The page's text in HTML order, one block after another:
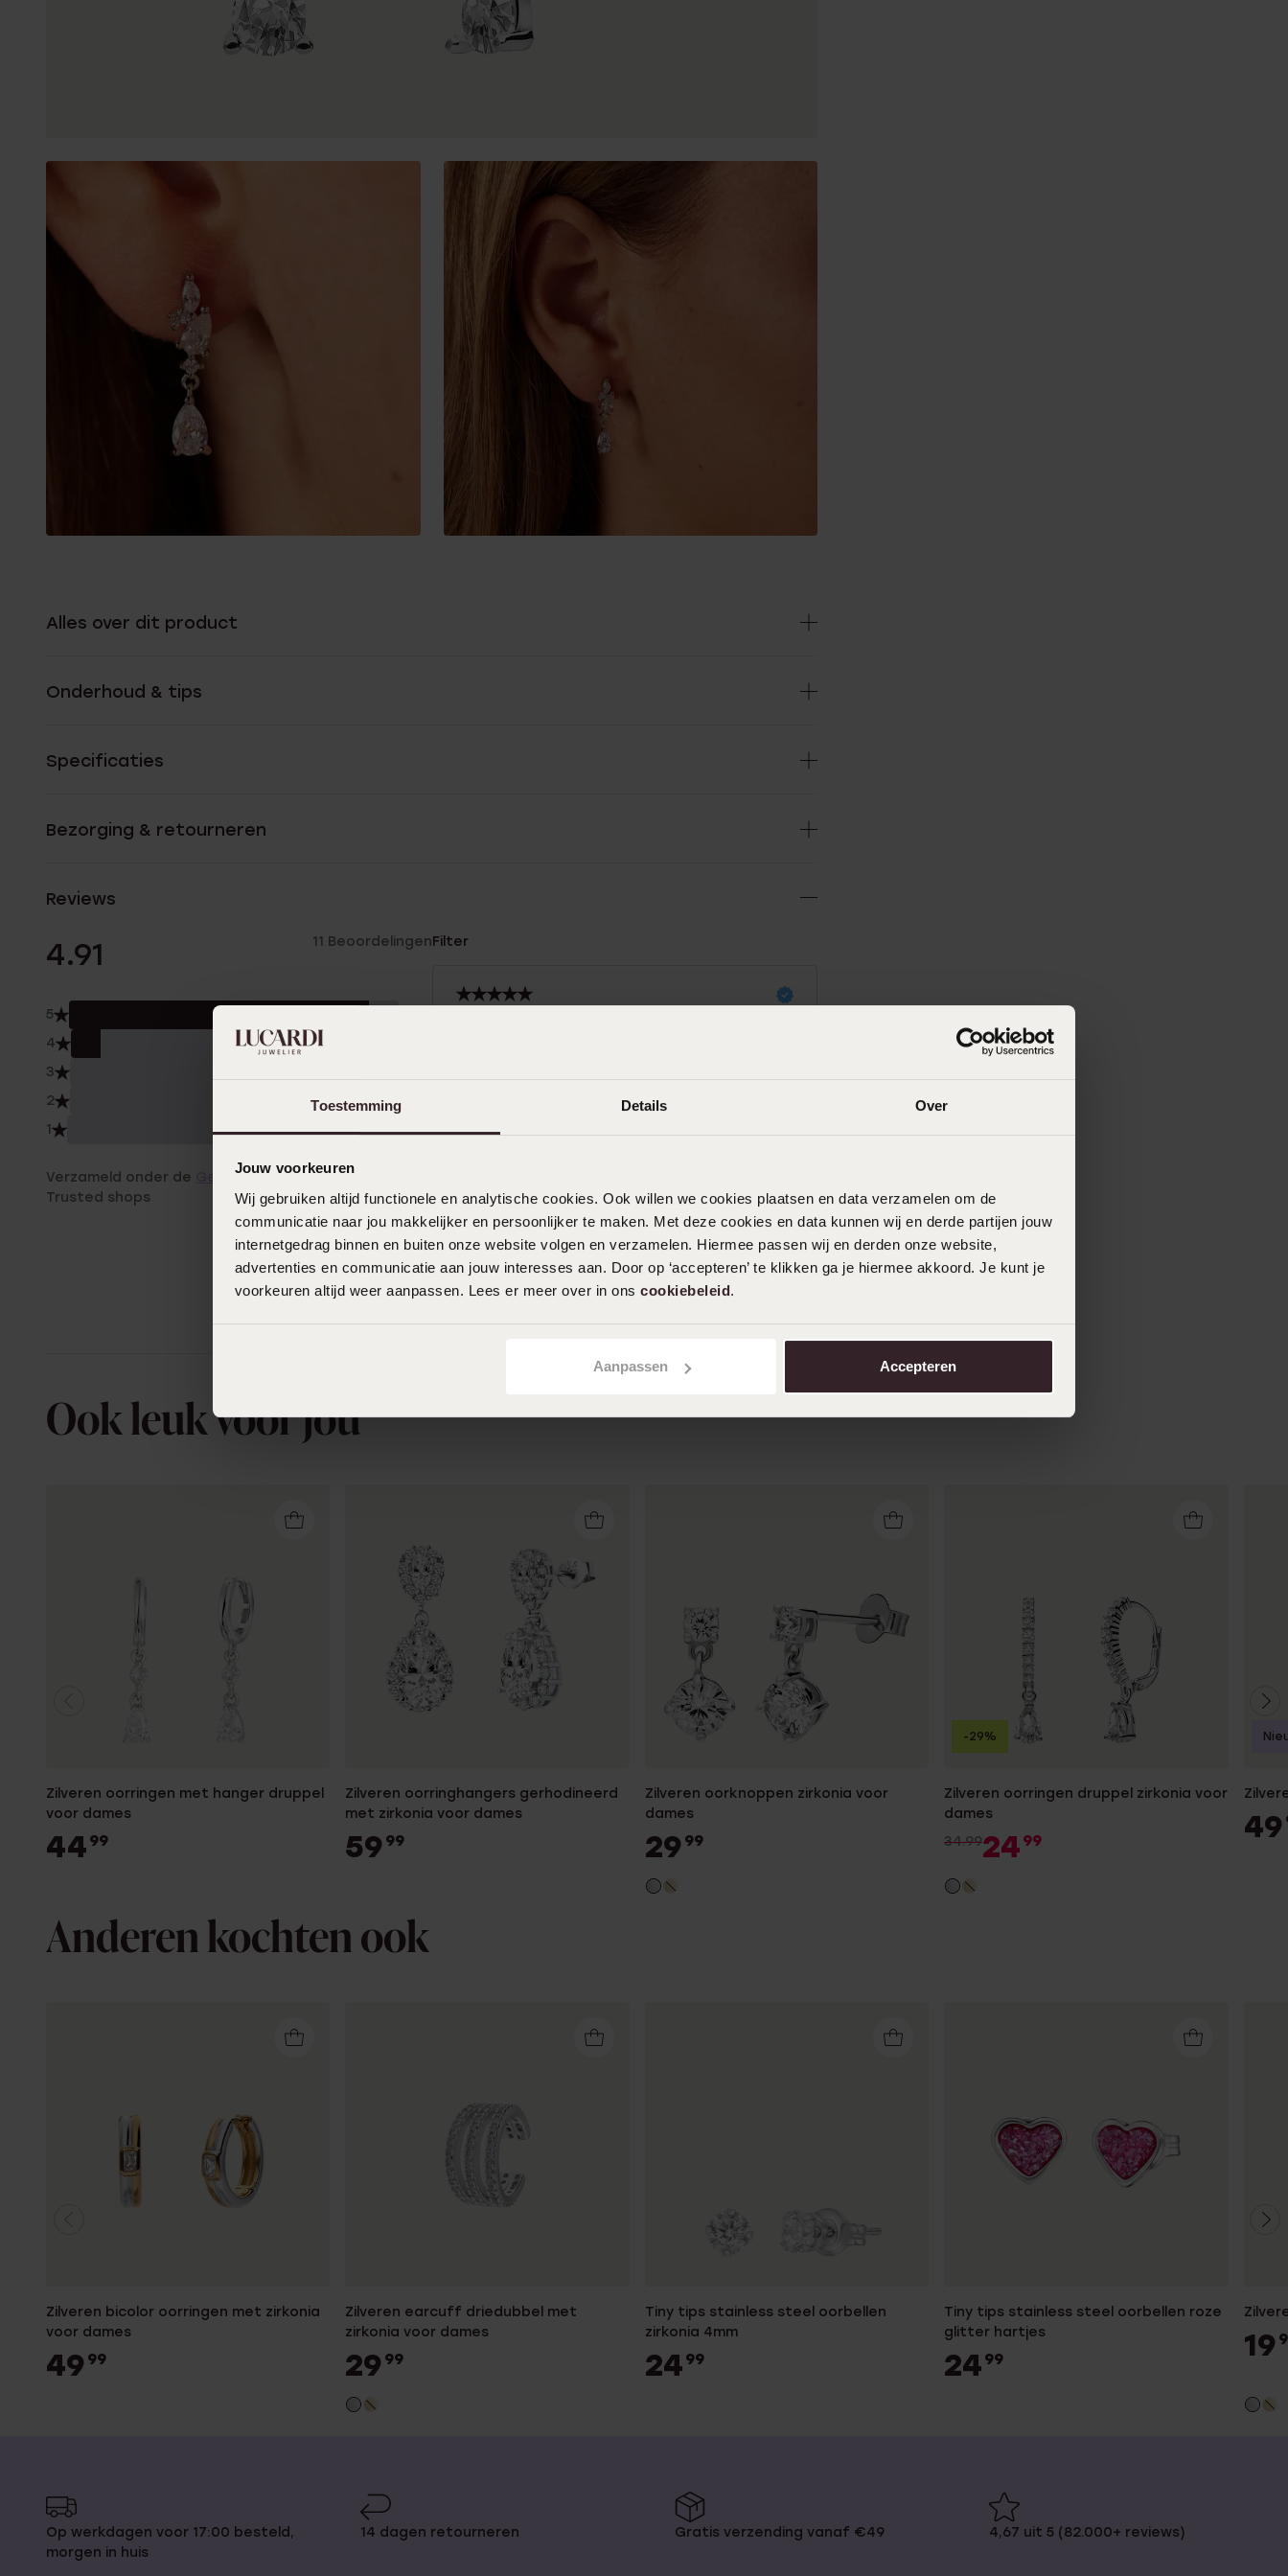
Toestemming Details Over
Jouw voorkeuren
Wij gebruiken altijd functionele en analytische cookies. Ook willen we cookies plaatsen en data verzamelen om de
communicatie naar jou makkelijker en persoonlijker te maken. Met deze cookies en data kunnen wij en derde partijen jouw
internetgedrag binnen en buiten onze website volgen en verzamelen. Hiermee passen wij en derden onze website,
advertenties en communicatie aan jouw interesses aan. Door op ‘accepteren’ te klikken ga je hiermee akkoord. Je kunt je
voorkeuren altijd weer aanpassen. Lees er meer over in ons cookiebeleid.
Aanpassen Accepteren
Alles over dit product
Onderhoud & tips
Specificaties
Bezorging & retourneren
Reviews
4.91 11 Beoordelingen
5
4
3
2 0.0%
1 0.0%
Verzameld onder de Gebruiksvoorwaarden
Trusted shops
Filter
03-06-2025 - Amira
Ook leuk voor jou
Zilveren oorringen met hanger druppel
voor dames
44 99
Zilveren oorringhangers gerhodineerd
met zirkonia voor dames
59 99
Zilveren oorknoppen zirkonia voor
dames
29 99
Zilveren oorringen druppel zirkonia voor
dames
34.9924 99
-29%
49
Anderen kochten ook
Zilveren bicolor oorringen met zirkonia
voor dames
49 99
Zilveren earcuff driedubbel met
zirkonia voor dames
29 99
Tiny tips stainless steel oorbellen
zirkonia 4mm
24 99
Tiny tips stainless steel oorbellen roze
glitter hartjes
24 99 19
Op werkdagen voor 17:00 besteld,
morgen in huis
14 dagen retourneren Gratis verzending vanaf €49 4,67 uit 5 (82.000+ reviews)